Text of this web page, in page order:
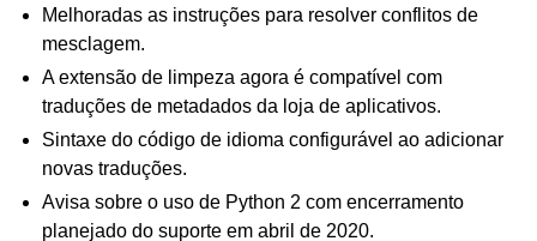
Melhoradas as instruções para resolver conflitos de
mesclagem.
A extensão de limpeza agora é compatível com
traduções de metadados da loja de aplicativos.
Sintaxe do código de idioma configurável ao adicionar
novas traduções.
Avisa sobre o uso de Python 2 com encerramento
planejado do suporte em abril de 2020.